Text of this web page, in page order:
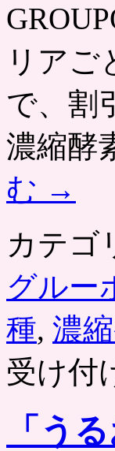
ッ
ト
ペ
シ
ャ
ル」
容
成
ワ
ア
ッ
プ、
2
日
間
置
き
換
え
素
ダ
リアご
で、割
濃縮酵
む →
カテゴ
グルー
種, 濃
受け付
「う